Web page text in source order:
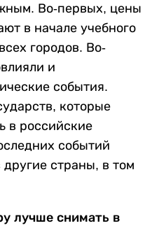
Во-первых, цены
в начале учебного
городов. Во-
и
события.
которые
в российские
событий
страны, в том
лучше снимать в